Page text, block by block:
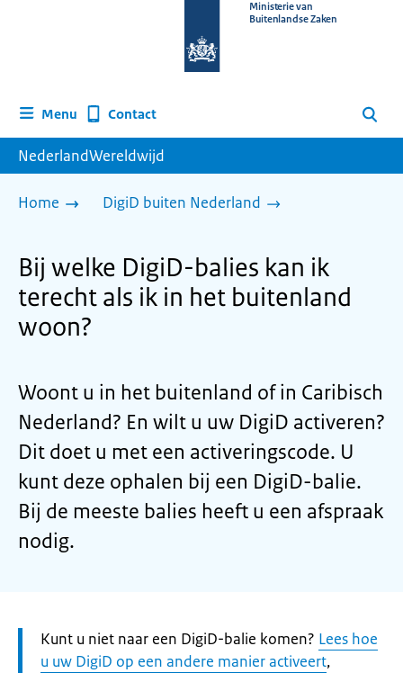
homepage
Ministerie van
Buitenlandse Zaken
Menu Contact Zoeken
NederlandWereldwijd
Home DigiD buiten Nederland
Bij welke DigiD-balies kan ik
terecht als ik in het buitenland
woon?
Woont u in het buitenland of in Caribisch
Nederland? En wilt u uw DigiD activeren?
Dit doet u met een activeringscode. U
kunt deze ophalen bij een DigiD-balie.
Bij de meeste balies heeft u een afspraak
nodig.
Let
op:
Kunt u niet naar een DigiD-balie komen? Lees hoe
u uw DigiD op een andere manier activeert,